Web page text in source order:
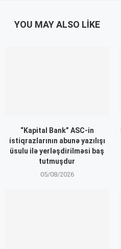
YOU MAY ALSO LIKE
“Kapital Bank” ASC-in
istiqrazlarının abunə yazılışı
üsulu ilə yerləşdirilməsi baş
tutmuşdur
05/08/2026